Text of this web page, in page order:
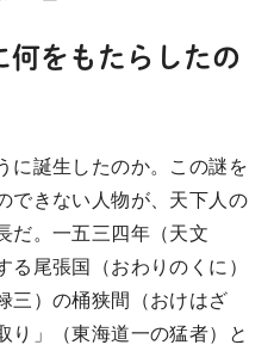
何をもたらしたの
誕生したのか。この謎を
できない人物が、天下人の
だ。一五三四年（天文
る尾張国（おわりのくに）
三）の桶狭間（おけはざ
り」（東海道一の猛者）と